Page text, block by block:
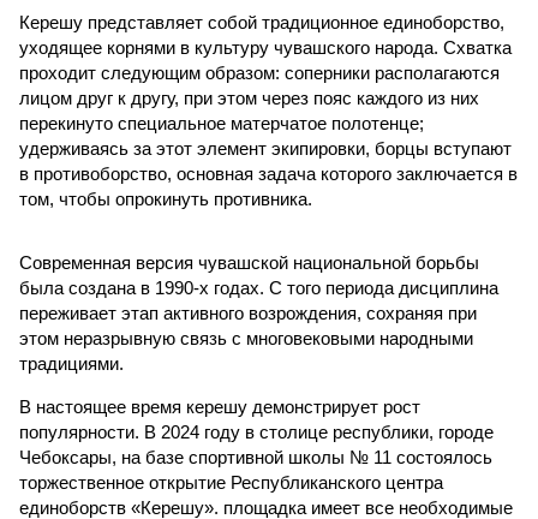
Керешу представляет собой традиционное единоборство,
уходящее корнями в культуру чувашского народа. Схватка
проходит следующим образом: соперники располагаются
лицом друг к другу, при этом через пояс каждого из них
перекинуто специальное матерчатое полотенце;
удерживаясь за этот элемент экипировки, борцы вступают
в противоборство, основная задача которого заключается в
том, чтобы опрокинуть противника.
Современная версия чувашской национальной борьбы
была создана в 1990-х годах. С того периода дисциплина
переживает этап активного возрождения, сохраняя при
этом неразрывную связь с многовековыми народными
традициями.
В настоящее время керешу демонстрирует рост
популярности. В 2024 году в столице республики, городе
Чебоксары, на базе спортивной школы № 11 состоялось
торжественное открытие Республиканского центра
единоборств «Керешу». площадка имеет все необходимые